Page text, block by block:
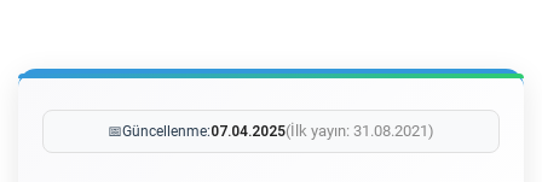
📅Güncellenme:07.04.2025(İlk yayın: 31.08.2021)